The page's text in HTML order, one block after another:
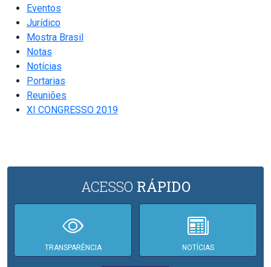
Eventos
Jurídico
Mostra Brasil
Notas
Notícias
Portarias
Reuniões
XI CONGRESSO 2019
ACESSO RÁPIDO
TRANSPARÊNCIA NOTÍCIAS